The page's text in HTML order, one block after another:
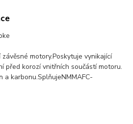
motory.Poskytuje vynikající
před korozí vnitřních součástí motoru.
a karbonu.SplňujeNMMAFC-